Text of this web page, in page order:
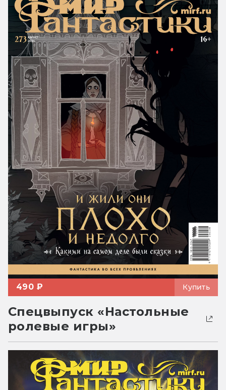
490 ₽ Купить
Спецвыпуск «Настольные
ролевые игры»